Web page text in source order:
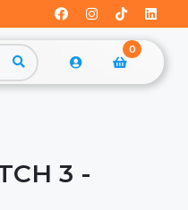
0
3 -